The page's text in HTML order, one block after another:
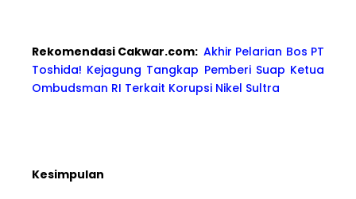
Rekomendasi Cakwar.com:Akhir Pelarian Bos PT
Toshida! Kejagung Tangkap Pemberi Suap Ketua
Ombudsman RI Terkait Korupsi Nikel Sultra
Kesimpulan